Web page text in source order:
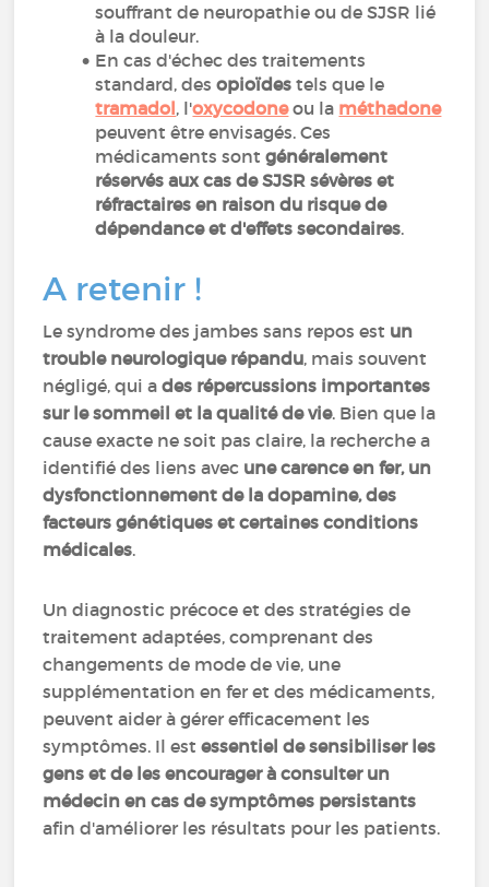
souffrant de neuropathie ou de SJSR lié
à la douleur.
En cas d'échec des traitements
standard, desopioïdestels que le
tramadol, l'oxycodoneou la méthadone
peuvent être envisagés. Ces
médicaments sontgénéralement
réservés aux cas de SJSR sévères et
réfractaires en raison du risque de
dépendance et d'effets secondaires.
A retenir !
Le syndrome des jambes sans repos est un
trouble neurologique répandu, mais souvent
négligé, qui a des répercussions importantes
sur le sommeil et la qualité de vie. Bien que la
cause exacte ne soit pas claire, la recherche a
identifié des liens avec une carence en fer, un
dysfonctionnement de la dopamine, des
facteurs génétiques et certaines conditions
médicales.
Un diagnostic précoce et des stratégies de
traitement adaptées, comprenant des
changements de mode de vie, une
supplémentation en fer et des médicaments,
peuvent aider à gérer efficacement les
symptômes. Il estessentiel de sensibiliser les
gens et de les encourager à consulter un
médecin en cas de symptômes persistants
afin d'améliorer les résultats pour les patients.